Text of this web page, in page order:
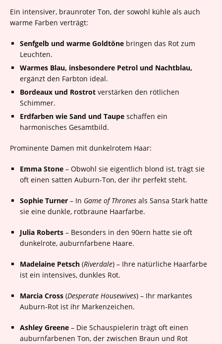
Ein intensiver, braunroter Ton, der sowohl kühle als auch
warme Farben verträgt:
Senfgelb und warme Goldtöne bringen das Rot zum
Leuchten.
Warmes Blau, insbesondere Petrol und Nachtblau,
ergänzt den Farbton ideal.
Bordeaux und Rostrot verstärken den rötlichen
Schimmer.
Erdfarben wie Sand und Taupe schaffen ein
harmonisches Gesamtbild.
Prominente Damen mit dunkelrotem Haar:
Emma Stone – Obwohl sie eigentlich blond ist, trägt sie
oft einen satten Auburn-Ton, der ihr perfekt steht.
Sophie Turner – In Game of Thrones als Sansa Stark hatte
sie eine dunkle, rotbraune Haarfarbe.
Julia Roberts – Besonders in den 90ern hatte sie oft
dunkelrote, auburnfarbene Haare.
Madelaine Petsch (Riverdale) – Ihre natürliche Haarfarbe
ist ein intensives, dunkles Rot.
Marcia Cross (Desperate Housewives) – Ihr markantes
Auburn-Rot ist ihr Markenzeichen.
Ashley Greene – Die Schauspielerin trägt oft einen
auburnfarbenen Ton, der zwischen Braun und Rot